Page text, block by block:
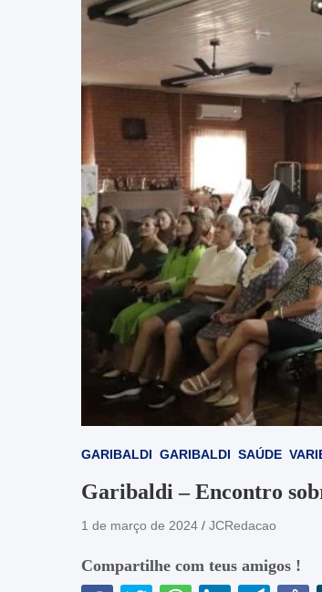
GARIBALDI GARIBALDI SAÚDE
Garibaldi – Encontro
1 de março de 2024 JCRedacao
Compartilhe com teus amigos !